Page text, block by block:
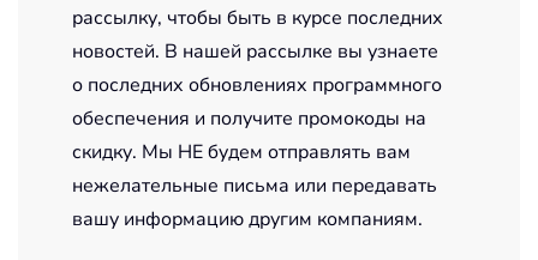
рассылку, чтобы быть в курсе последних
новостей. В нашей рассылке вы узнаете
о последних обновлениях программного
обеспечения и получите промокоды на
скидку. Мы НЕ будем отправлять вам
нежелательные письма или передавать
вашу информацию другим компаниям.